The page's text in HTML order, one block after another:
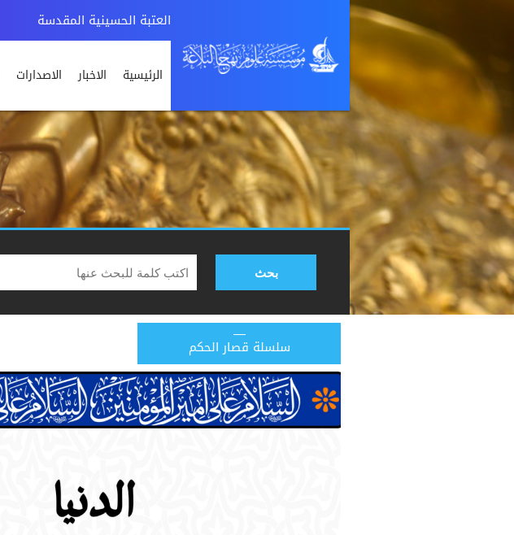
العتبة الحسينية المقدسة
الرئيسية الاخبار الاصدارات
بحث
سلسلة قصار الحكم